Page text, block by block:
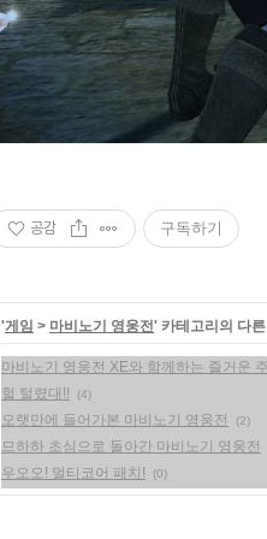
공감 구독하기
'게임 > 마비노기 영웅전' 카테고리의 다
마비노기 영웅전 XE와 함께하는 즐거운
헐 털렸대!! (4)
오랫만에 들어가본 마비노기 영웅전 (2)
므하하 초심으로 돌아간 마비노기 영웅전
우오오! 멀티코어 패치! (0)